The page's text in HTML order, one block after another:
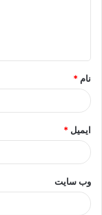
*
نام *
ایمیل *
وب‌ سایت